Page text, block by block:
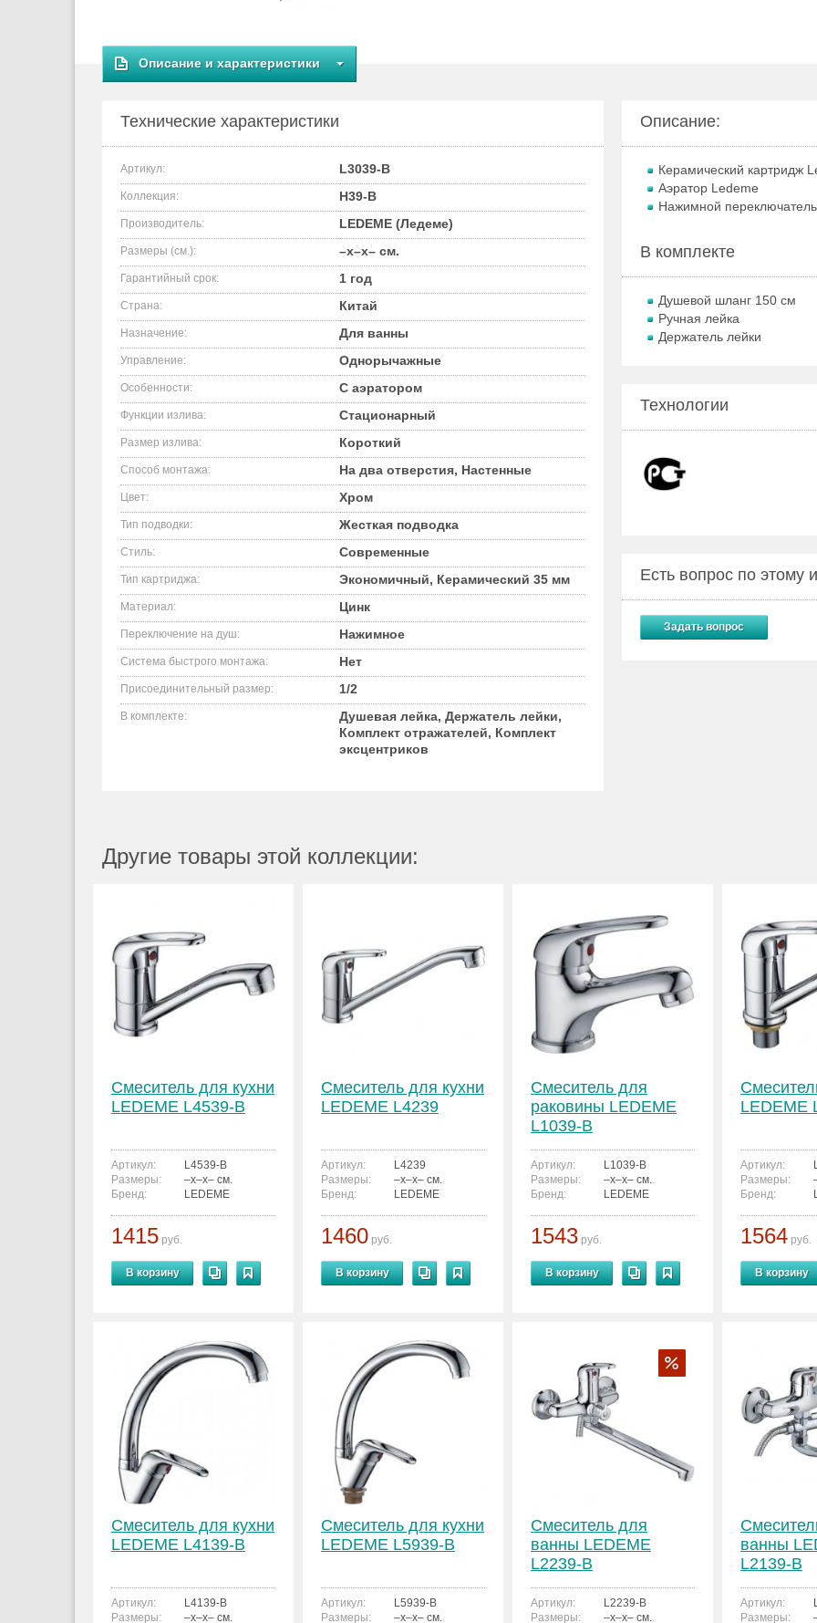
Описание и характеристики
Технические характеристики
Артикул: L3039-B
Коллекция: H39-B
Производитель: LEDEME (Ледеме)
Размеры (см.): –x–x– см.
Гарантийный срок: 1 год
Страна: Китай
Назначение: Для ванны
Управление: Однорычажные
Особенности: С аэратором
Функции излива: Стационарный
Размер излива: Короткий
Способ монтажа: На два отверстия, Настенные
Цвет: Хром
Тип подводки: Жесткая подводка
Стиль: Современные
Тип картриджа: Экономичный, Керамический 35 мм
Материал: Цинк
Переключение на душ: Нажимное
Система быстрого монтажа: Нет
Присоединительный размер: 1/2
В комплекте:
Душевая лейка, Держатель лейки,
Комплект отражателей, Комплект
эксцентриков
Описание:
Керамический картридж
Аэратор Ledeme
Нажимной
В комплекте
Душевой шланг 150 см
Ручная лейка
Держатель лейки
Технологии
Есть вопрос по этому
Задать вопрос
Другие товары этой коллекции:
Смеситель для кухни
LEDEME L4539-B
Артикул:
L4539-B
Размеры:
–x–x– см.
Бренд:
LEDEME
1415 руб.
В корзину
Смеситель для кухни
LEDEME L4239
Артикул:
L4239
Размеры:
–x–x– см.
Бренд:
LEDEME
1460 руб.
В корзину
Смеситель для
раковины LEDEME
L1039-B
Артикул:
L1039-B
Размеры:
–x–x– см.
Бренд:
LEDEME
1543 руб.
В корзину
LEDEME
Артикул:
Размеры:
Бренд:
1564 руб.
В корзину
Смеситель для кухни
LEDEME L4139-B
Артикул:
L4139-B
Размеры:
–x–x– см.
Смеситель для кухни
LEDEME L5939-B
Артикул:
L5939-B
Размеры:
–x–x– см.
Смеситель для
ванны LEDEME
L2239-B
Артикул:
L2239-B
Размеры:
–x–x– см.
ванны
L2139-B
Артикул:
Размеры: